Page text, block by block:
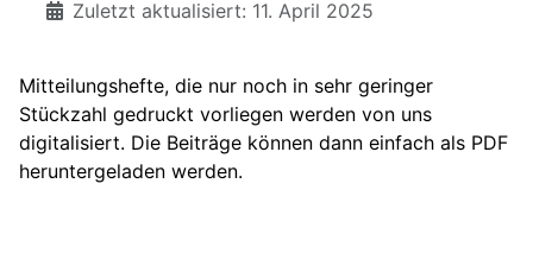
Zuletzt aktualisiert: 11. April 2025
Mitteilungshefte, die nur noch in sehr geringer
Stückzahl gedruckt vorliegen werden von uns
digitalisiert. Die Beiträge können dann einfach als PDF
heruntergeladen werden.